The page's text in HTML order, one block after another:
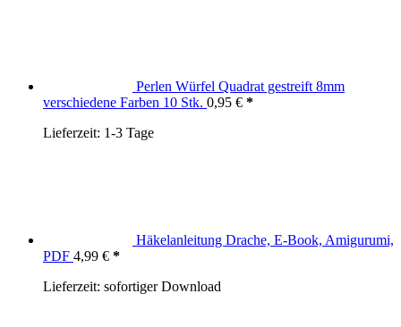
Perlen Würfel Quadrat gestreift 8mm
verschiedene Farben 10 Stk. 0,95 €
Lieferzeit: 1-3 Tage
Häkelanleitung Drache, E-Book, Amigurumi,
PDF 4,99 €
Lieferzeit: sofortiger Download